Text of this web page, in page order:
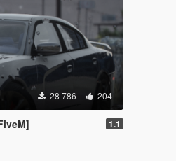
28 786 204
1.1